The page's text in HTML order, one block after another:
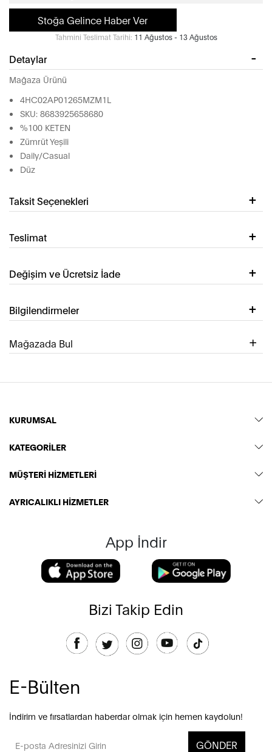
Stoğa Gelince Haber Ver
Tahmini Teslimat Tarihi: 11 Ağustos - 13 Ağustos
Detaylar
Mağaza Ürünü
4HC02AP01265MZM1L
SKU: 8683925658680
%100 KETEN
Zümrüt Yeşili
Daily/Casual
Düz
Taksit Seçenekleri
Teslimat
Değişim ve Ücretsiz İade
Bilgilendirmeler
Mağazada Bul
KURUMSAL
KATEGORİLER
MÜŞTERİ HİZMETLERİ
AYRICALIKLI HİZMETLER
App İndir
Bizi Takip Edin
E-Bülten
İndirim ve fırsatlardan haberdar olmak için hemen kaydolun!
GÖNDER